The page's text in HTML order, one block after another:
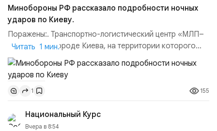
Минобороны РФ рассказало подробности ночных
ударов по Киеву.
Поражены:. Транспортно-логистический центр «МЛП–
Чайка» в пригороде Киева, на территории которого
осуществлялось хранение, сборка а также запуск с
прилегающего полевого аэродром «Чайка»
дальнобойных БПЛА ВСУ; Складские помещения
«Транс-Логистик» в Оболонском районе г. Киев,
использовавшиеся для хранения военного
имущества ВСУ; Сортировочны...
Читать 1 мин.
1 155
Национальный Курс
Вчера в 8:54